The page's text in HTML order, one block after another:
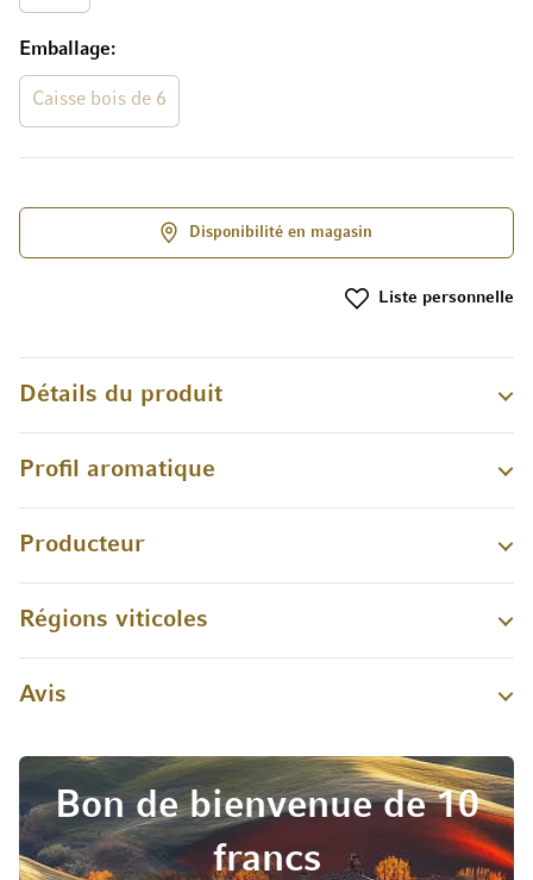
Emballage
Caisse bois de 6
Disponibilité en magasin
Liste personnelle
Détails du produit
Profil aromatique
Producteur
Régions viticoles
Avis
Bon de bienvenue de 10
francs